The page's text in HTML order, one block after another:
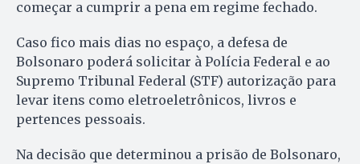
começar a cumprir a pena em regime fechado.
Caso fico mais dias no espaço, a defesa de
Bolsonaro poderá solicitar à Polícia Federal e ao
Supremo Tribunal Federal (STF) autorização para
levar itens como eletroeletrônicos, livros e
pertences pessoais.
Na decisão que determinou a prisão de Bolsonaro,